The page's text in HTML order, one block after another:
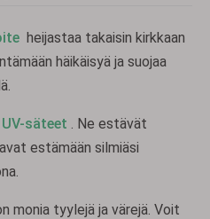
heijastaa takaisin kirkkaan
häikäisyä ja suojaa
säteet
. Ne estävät
estämään silmiäsi
monia tyylejä ja värejä. Voit